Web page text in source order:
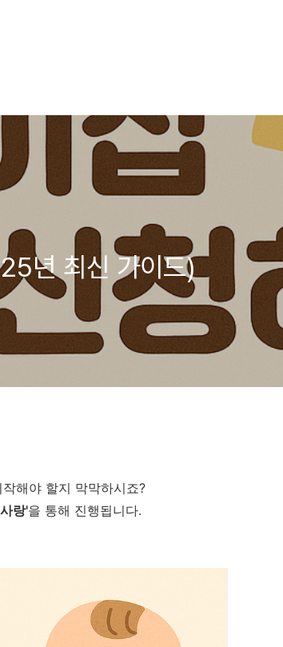
년 최신 가이드)
해야 할지 막막하시죠?
랑'을 통해 진행됩니다.